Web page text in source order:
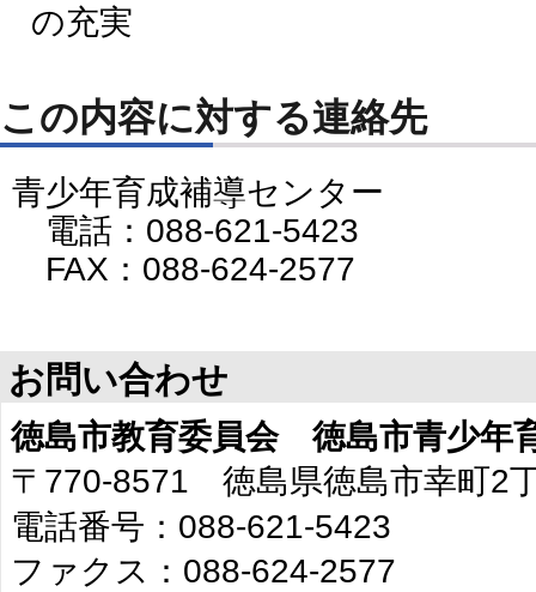
の充実
この内容に対する連絡先
青少年育成補導センター
電話：088-621-5423
FAX：088-624-2577
お問い合わせ
徳島市教育委員会 徳島市青少年
〒770-8571 徳島県徳島市幸町2
電話番号：088-621-5423
ファクス：088-624-2577